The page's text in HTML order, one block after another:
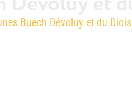
Buech Dévoluy et du Diois